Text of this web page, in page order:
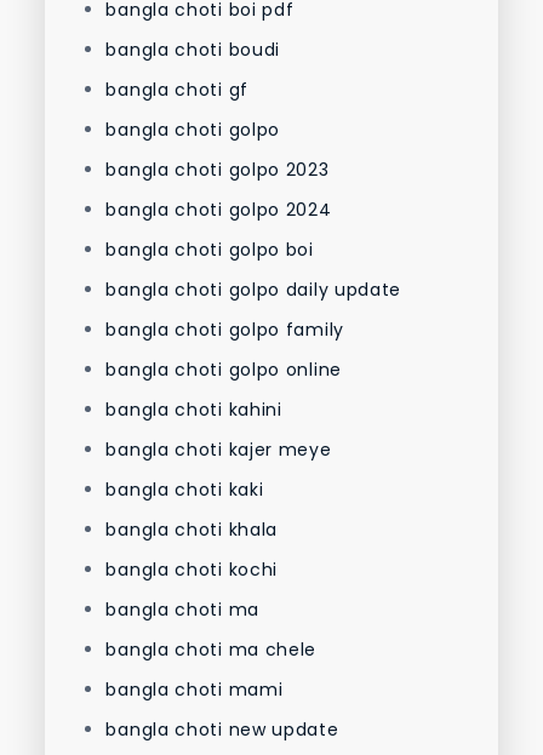
bangla choti boi pdf
bangla choti boudi
bangla choti gf
bangla choti golpo
bangla choti golpo 2023
bangla choti golpo 2024
bangla choti golpo boi
bangla choti golpo daily update
bangla choti golpo family
bangla choti golpo online
bangla choti kahini
bangla choti kajer meye
bangla choti kaki
bangla choti khala
bangla choti kochi
bangla choti ma
bangla choti ma chele
bangla choti mami
bangla choti new update